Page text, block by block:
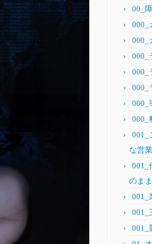
00_
000_
000_
000_
000_
000_
000_
000_
001_
な営業
001_
のま
001_
001_